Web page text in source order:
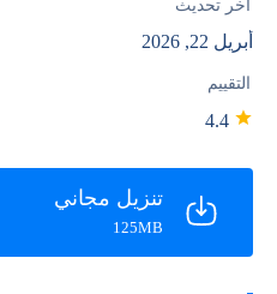
آخر تحديث
أبريل 22, 2026
التقييم
تنزيل مجاني
125MB